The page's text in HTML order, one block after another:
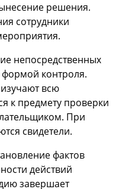
решения.
сотрудники
непосредственных
формой контроля.
всю
к предмету проверки
При
свидетели.
фактов
действий
завершает